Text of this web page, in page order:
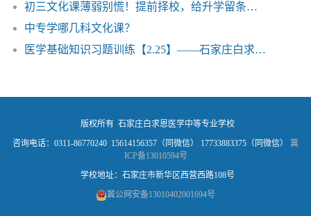
初三文化课薄弱别慌！提前择校，给升学留条稳路
中专学哪几科文化课？
医学基础知识习题训练【2.25】——石家庄白求恩医学中等专业学校
版权所有 石家庄白求恩医学中等专业学校
咨询电话：0311-86770240 15614156357（同微信） 17733883375（同微信） 冀
ICP备13010594号
学校地址：石家庄市新华区西营西路108号
冀公网安备13010402001694号